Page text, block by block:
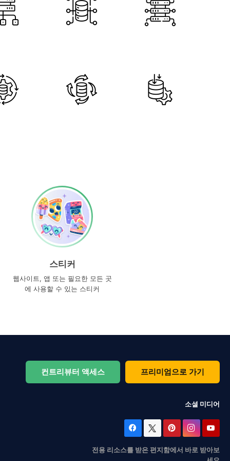
스티커
웹사이트, 앱 또는 필요한 모든 곳
에 사용할 수 있는 스티커
컨트리뷰터 액세스 프리미엄으로 가기
소셜 미디어
전용 리소스를 받은 편지함에서 바로 받아보